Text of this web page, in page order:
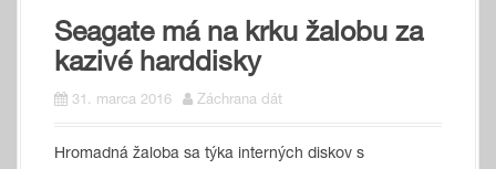
Seagate má na krku žalobu za
kazivé harddisky
31. marca 2016 Záchrana dát
Hromadná žaloba sa týka interných diskov s